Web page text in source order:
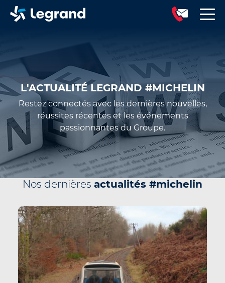
L'ACTUALITÉ LEGRAND #MICHELIN
Restez connectés avec les dernières nouvelles,
réussites récentes et les événements
passionnantes du Groupe.
Nos dernières actualités #michelin